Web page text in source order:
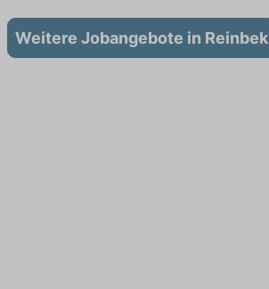
Weitere Jobangebote in Reinbek